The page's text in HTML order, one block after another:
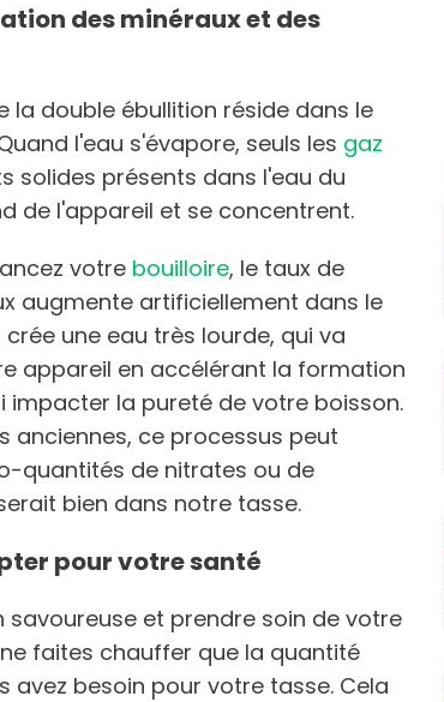
des minéraux et des
la double ébullition réside dans le
l'eau s'évapore, seuls les gaz
solides présents dans l'eau du
de l'appareil et se concentrent.
votre bouilloire, le taux de
augmente artificiellement dans le
une eau très lourde, qui va
appareil en accélérant la formation
impacter la pureté de votre boisson.
anciennes, ce processus peut
quantités de nitrates ou de
bien dans notre tasse.
pour votre santé
savoureuse et prendre soin de votre
faites chauffer que la quantité
avez besoin pour votre tasse. Cela